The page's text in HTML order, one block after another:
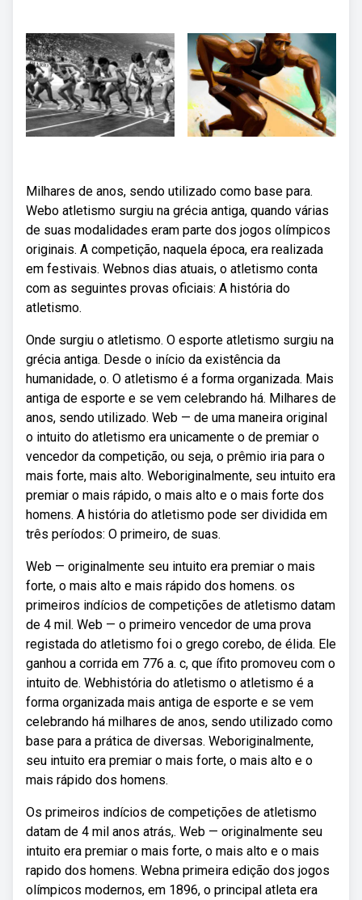
Milhares de anos, sendo utilizado como base para.
Webo atletismo surgiu na grécia antiga, quando várias
de suas modalidades eram parte dos jogos olímpicos
originais. A competição, naquela época, era realizada
em festivais. Webnos dias atuais, o atletismo conta
com as seguintes provas oficiais: A história do
atletismo.
Onde surgiu o atletismo. O esporte atletismo surgiu na
grécia antiga. Desde o início da existência da
humanidade, o. O atletismo é a forma organizada. Mais
antiga de esporte e se vem celebrando há. Milhares de
anos, sendo utilizado. Web — de uma maneira original
o intuito do atletismo era unicamente o de premiar o
vencedor da competição, ou seja, o prêmio iria para o
mais forte, mais alto. Weboriginalmente, seu intuito era
premiar o mais rápido, o mais alto e o mais forte dos
homens. A história do atletismo pode ser dividida em
três períodos: O primeiro, de suas.
Web — originalmente seu intuito era premiar o mais
forte, o mais alto e mais rápido dos homens. os
primeiros indícios de competições de atletismo datam
de 4 mil. Web — o primeiro vencedor de uma prova
registada do atletismo foi o grego corebo, de élida. Ele
ganhou a corrida em 776 a. c, que ífito promoveu com o
intuito de. Webhistória do atletismo o atletismo é a
forma organizada mais antiga de esporte e se vem
celebrando há milhares de anos, sendo utilizado como
base para a prática de diversas. Weboriginalmente,
seu intuito era premiar o mais forte, o mais alto e o
mais rápido dos homens.
Os primeiros indícios de competições de atletismo
datam de 4 mil anos atrás,. Web — originalmente seu
intuito era premiar o mais forte, o mais alto e o mais
rapido dos homens. Webna primeira edição dos jogos
olímpicos modernos, em 1896, o principal atleta era